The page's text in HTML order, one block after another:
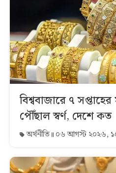
বিশ্ববাজারে ৭
পৌঁছাল স্বর্ণ, দেশে কত
অর্থনীতি ০৬ আগস্ট ২০২৬,